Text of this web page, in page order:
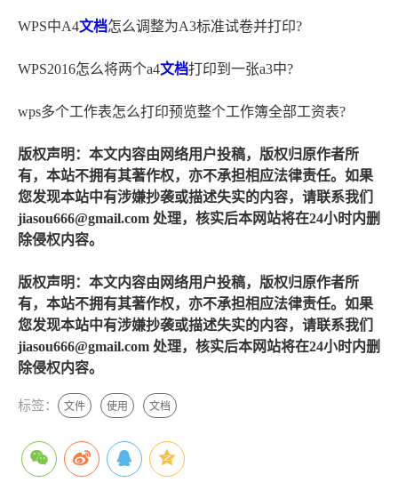
WPS中A4文档怎么调整为A3标准试卷并打印?
WPS2016怎么将两个a4文档打印到一张a3中?
wps多个工作表怎么打印预览整个工作簿全部工资表?
版权声明：本文内容由网络用户投稿，版权归原作者所
有，本站不拥有其著作权，亦不承担相应法律责任。如果
您发现本站中有涉嫌抄袭或描述失实的内容，请联系我们
jiasou666@gmail.com 处理，核实后本网站将在24小时内删
除侵权内容。
版权声明：本文内容由网络用户投稿，版权归原作者所
有，本站不拥有其著作权，亦不承担相应法律责任。如果
您发现本站中有涉嫌抄袭或描述失实的内容，请联系我们
jiasou666@gmail.com 处理，核实后本网站将在24小时内删
除侵权内容。
标签： 文件 使用 文档